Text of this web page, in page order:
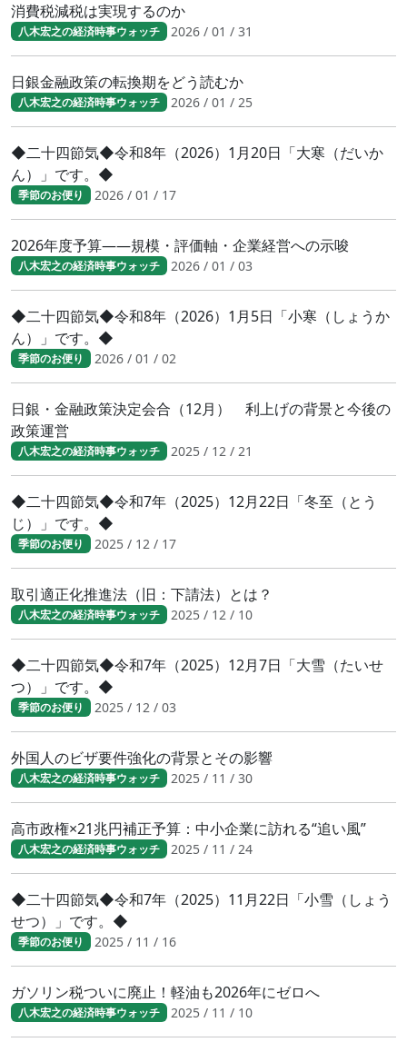
消費税減税は実現するのか
八木宏之の経済時事ウォッチ 2026 / 01 / 31
日銀金融政策の転換期をどう読むか
八木宏之の経済時事ウォッチ 2026 / 01 / 25
◆二十四節気◆令和8年（2026）1月20日「大寒（だいか
ん）」です。◆
季節のお便り 2026 / 01 / 17
2026年度予算――規模・評価軸・企業経営への示唆
八木宏之の経済時事ウォッチ 2026 / 01 / 03
◆二十四節気◆令和8年（2026）1月5日「小寒（しょうか
ん）」です。◆
季節のお便り 2026 / 01 / 02
日銀・金融政策決定会合（12月） 利上げの背景と今後の
政策運営
八木宏之の経済時事ウォッチ 2025 / 12 / 21
◆二十四節気◆令和7年（2025）12月22日「冬至（とう
じ）」です。◆
季節のお便り 2025 / 12 / 17
取引適正化推進法（旧：下請法）とは？
八木宏之の経済時事ウォッチ 2025 / 12 / 10
◆二十四節気◆令和7年（2025）12月7日「大雪（たいせ
つ）」です。◆
季節のお便り 2025 / 12 / 03
外国人のビザ要件強化の背景とその影響
八木宏之の経済時事ウォッチ 2025 / 11 / 30
高市政権×21兆円補正予算：中小企業に訪れる“追い風”
八木宏之の経済時事ウォッチ 2025 / 11 / 24
◆二十四節気◆令和7年（2025）11月22日「小雪（しょう
せつ）」です。◆
季節のお便り 2025 / 11 / 16
ガソリン税ついに廃止！軽油も2026年にゼロへ
八木宏之の経済時事ウォッチ 2025 / 11 / 10